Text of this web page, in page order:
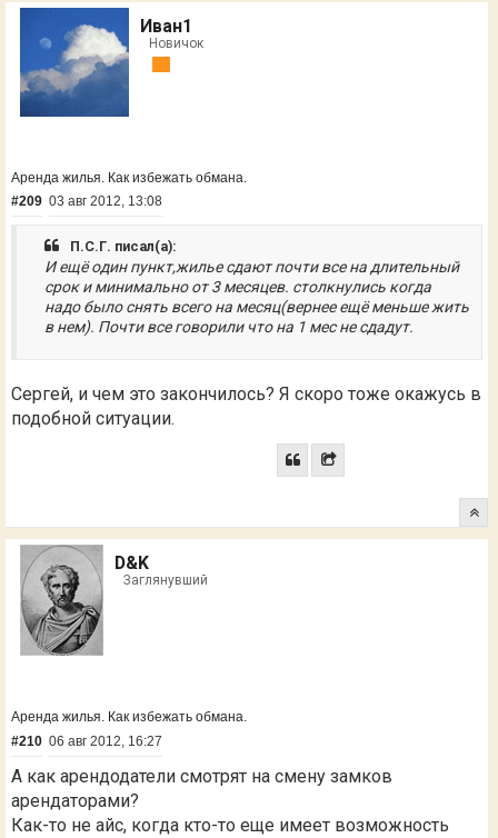
Иван1
Новичок
Аренда жилья. Как избежать обмана.
#209 03 авг 2012, 13:08
П.С.Г. писал(а):
И ещё один пункт,жилье сдают почти все на длительный
срок и минимально от 3 месяцев. столкнулись когда
надо было снять всего на месяц(вернее ещё меньше жить
в нем). Почти все говорили что на 1 мес не сдадут.
Сергей, и чем это закончилось? Я скоро тоже окажусь в
подобной ситуации.
D&K
Заглянувший
Аренда жилья. Как избежать обмана.
#210 06 авг 2012, 16:27
А как арендодатели смотрят на смену замков
арендаторами?
Как-то не айс, когда кто-то еще имеет возможность